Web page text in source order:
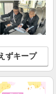
り） ゜
入社祝い金10
゜+゜
る
ずキープ